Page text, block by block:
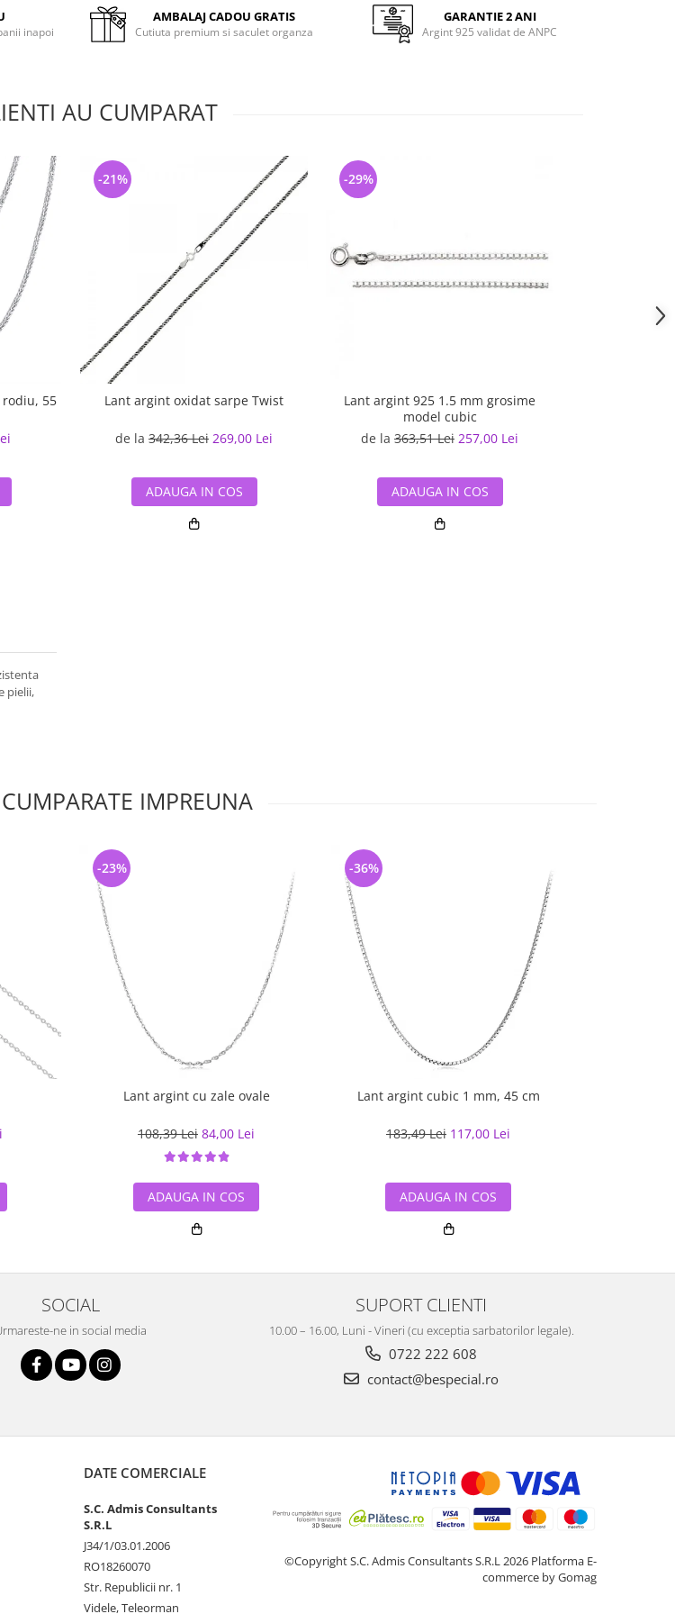
inapoi
AMBALAJ CADOU GRATIS
Cutiuta premium si saculet organza
GARANTIE 2 ANI
Argint 925 validat de ANPC
AU CUMPARAT
55
Lant argint oxidat sarpe Twist
de la 342,36 Lei 269,00 Lei
-21%
ADAUGA IN COS
Lant argint 925 1.5 mm grosime
model cubic
de la 363,51 Lei 257,00 Lei
-29%
ADAUGA IN COS
pielii,
IMPREUNA
Lant argint cu zale ovale
108,39 Lei 84,00 Lei
-23%
ADAUGA IN COS
Lant argint cubic 1 mm, 45 cm
183,49 Lei 117,00 Lei
-36%
ADAUGA IN COS
SOCIAL
ne in social media
SUPORT CLIENTI
10.00 – 16.00, Luni - Vineri (cu exceptia sarbatorilor legale).
0722 222 608
contact@bespecial.ro
DATE COMERCIALE
S.C. Admis Consultants
S.R.L
J34/1/03.01.2006
RO18260070
Str. Republicii nr. 1
Videle, Teleorman
©Copyright S.C. Admis Consultants S.R.L 2026 Platforma E-
commerce by Gomag